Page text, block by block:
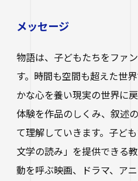
メッセージ
物語は、子どもたちをファ
す。時間も空間も超えた世
かな心を養い現実の世界に
体験を作品のしくみ、叙述
て理解していきます。子ど
文学の読み」を提供できる
動を呼ぶ映画、ドラマ、ア